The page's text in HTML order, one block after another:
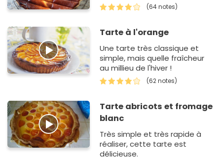
(64 notes)
Tarte à l'orange
Une tarte très classique et
simple, mais quelle fraîcheur
au millieu de l'hiver !
(62 notes)
Tarte abricots et fromage
blanc
Très simple et très rapide à
réaliser, cette tarte est
délicieuse.